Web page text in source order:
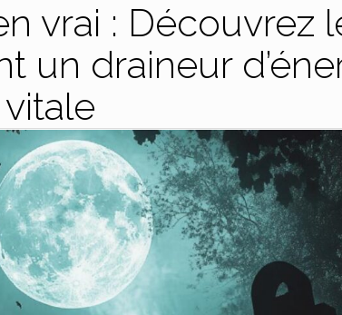
vrai : Découvrez
un draineur
vitale